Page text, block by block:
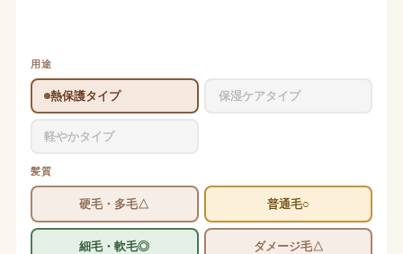
用途
熱保護タイプ 保湿ケアタイプ
軽やかタイプ
髪質
硬毛・多毛△ 普通毛○
細毛・軟毛◎ ダメージ毛△